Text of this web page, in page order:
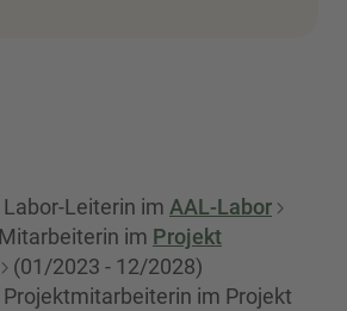
Leiterin im AAL-Labor
im Projekt
(01/2023 - 12/2028)
im Projekt